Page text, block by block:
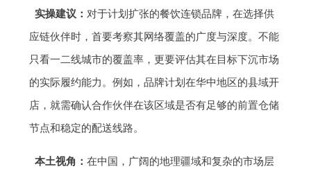
实操建议： 对于计划扩张的餐饮连锁品牌，在选择供
应链伙伴时，首要考察其网络覆盖的广度与深度。不能
只看一二线城市的覆盖率，更要评估其在目标下沉市场
的实际履约能力。例如，品牌计划在华中地区的县域开
店，就需确认合作伙伴在该区域是否有足够的前置仓储
节点和稳定的配送线路。
本土视角： 在中国，广阔的地理疆域和复杂的市场层